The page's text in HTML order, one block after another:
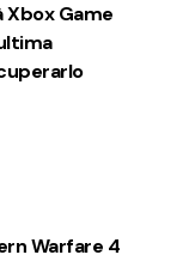
Xbox Game
Warfare 4